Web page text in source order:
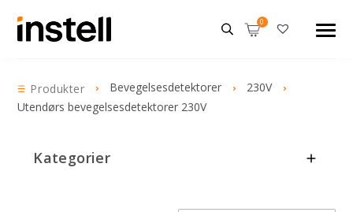
Produkter Bevegelsesdetektorer
230V
Utendørs bevegelsesdetektorer 230V
Kategorier